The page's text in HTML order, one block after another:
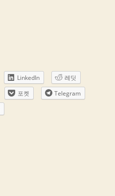
LinkedIn
레딧
포켓
Telegram